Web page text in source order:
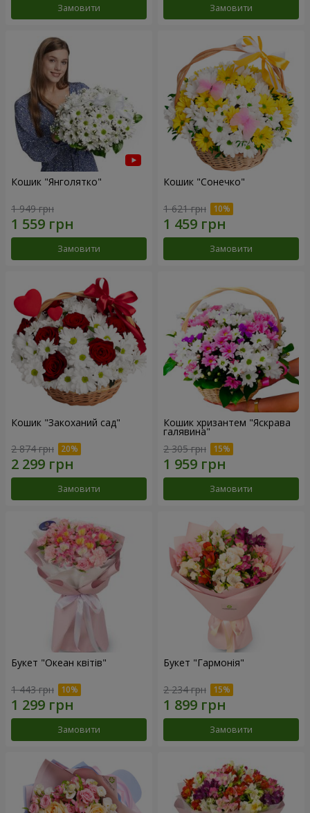
Замовити Замовити
Кошик "Янголятко"
1 949 грн
Замовити
Кошик "Сонечко"
1 621 грн
Замовити
Кошик "Закоханий сад"
2 874 грн
Замовити
Кошик хризантем "Яскрава
галявина"
2 305 грн
Замовити
Букет "Океан квітів"
1 443 грн
Замовити
Букет "Гармонія"
2 234 грн
Замовити